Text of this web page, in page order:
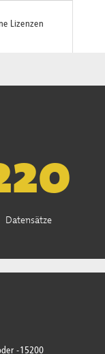
Lizenzen
Datensätze
-15200